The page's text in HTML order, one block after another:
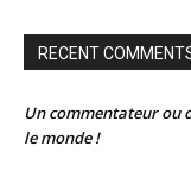
RECENT
Un commentateur ou
le monde !